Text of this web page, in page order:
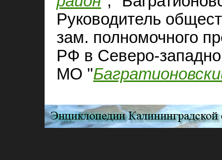
Руководитель
зам. полномочного
РФ в Северо-
МО "